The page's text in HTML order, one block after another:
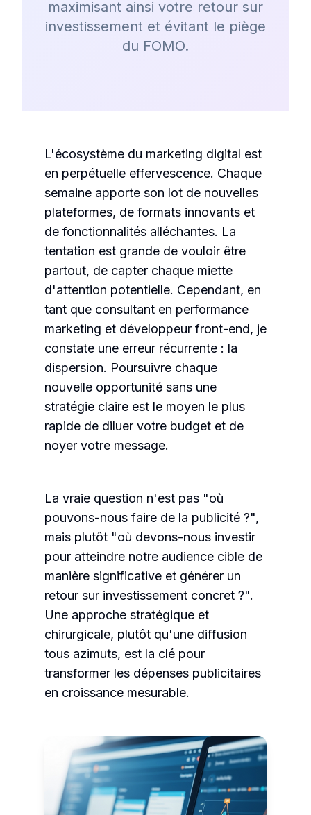
maximisant ainsi votre retour sur
investissement et évitant le piège
du FOMO.
L'écosystème du marketing digital est
en perpétuelle effervescence. Chaque
semaine apporte son lot de nouvelles
plateformes, de formats innovants et
de fonctionnalités alléchantes. La
tentation est grande de vouloir être
partout, de capter chaque miette
d'attention potentielle. Cependant, en
tant que consultant en performance
marketing et développeur front-end, je
constate une erreur récurrente : la
dispersion. Poursuivre chaque
nouvelle opportunité sans une
stratégie claire est le moyen le plus
rapide de diluer votre budget et de
noyer votre message.
La vraie question n'est pas "où
pouvons-nous faire de la publicité ?",
mais plutôt "où devons-nous investir
pour atteindre notre audience cible de
manière significative et générer un
retour sur investissement concret ?".
Une approche stratégique et
chirurgicale, plutôt qu'une diffusion
tous azimuts, est la clé pour
transformer les dépenses publicitaires
en croissance mesurable.